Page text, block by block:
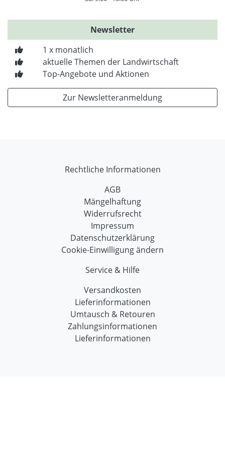
Newsletter
1 x monatlich
aktuelle Themen der Landwirtschaft
Top-Angebote und Aktionen
Zur Newsletteranmeldung
Rechtliche Informationen
AGB
Mängelhaftung
Widerrufsrecht
Impressum
Datenschutzerklärung
Cookie-Einwilligung ändern
Service & Hilfe
Versandkosten
Lieferinformationen
Umtausch & Retouren
Zahlungsinformationen
Lieferinformationen